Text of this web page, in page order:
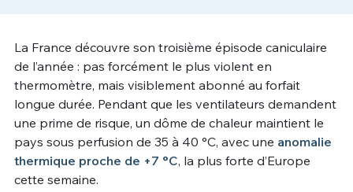
La France découvre son troisième épisode caniculaire
de l’année : pas forcément le plus violent en
thermomètre, mais visiblement abonné au forfait
longue durée. Pendant que les ventilateurs demandent
une prime de risque, un dôme de chaleur maintient le
pays sous perfusion de 35 à 40 °C, avec une anomalie
thermique proche de +7 °C, la plus forte d’Europe
cette semaine.
CONNEXION
Un Thread
C'EST PARTI